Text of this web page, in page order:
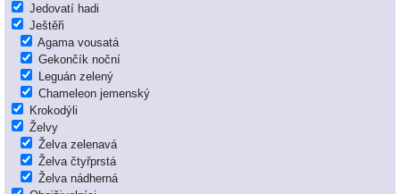
Jedovatí hadi
Ještěři
Agama vousatá
Gekončík noční
Leguán zelený
Chameleon jemenský
Krokodýli
Želvy
Želva zelenavá
Želva čtyřprstá
Želva nádherná